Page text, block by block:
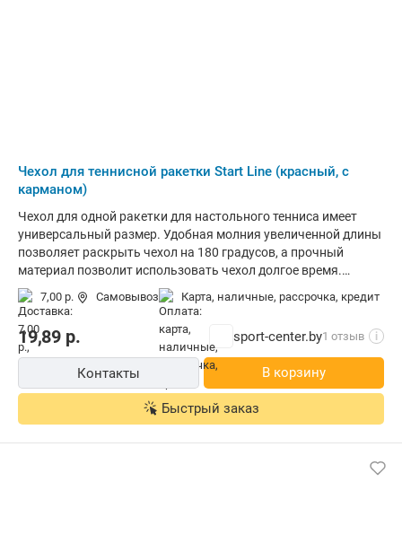
Чехол для теннисной ракетки Start Line (красный, с
карманом)
Чехол для одной ракетки для настольного тенниса имеет
универсальный размер. Удобная молния увеличенной длины
позволяет раскрыть чехол на 180 градусов, а прочный
материал позволит использовать чехол долгое время.
Практичный и яркий чехол для теннисной ракетки надежно
защитит ваш игровой инвентарь от внешних воздействий и
создаст дополнительные удобства при его хранении и
переноске.
7,00 р. Самовывоз карта, наличные, рассрочка, кредит
19,89 р. sport-center.by1 отзыв i
Контакты В корзину
Быстрый заказ